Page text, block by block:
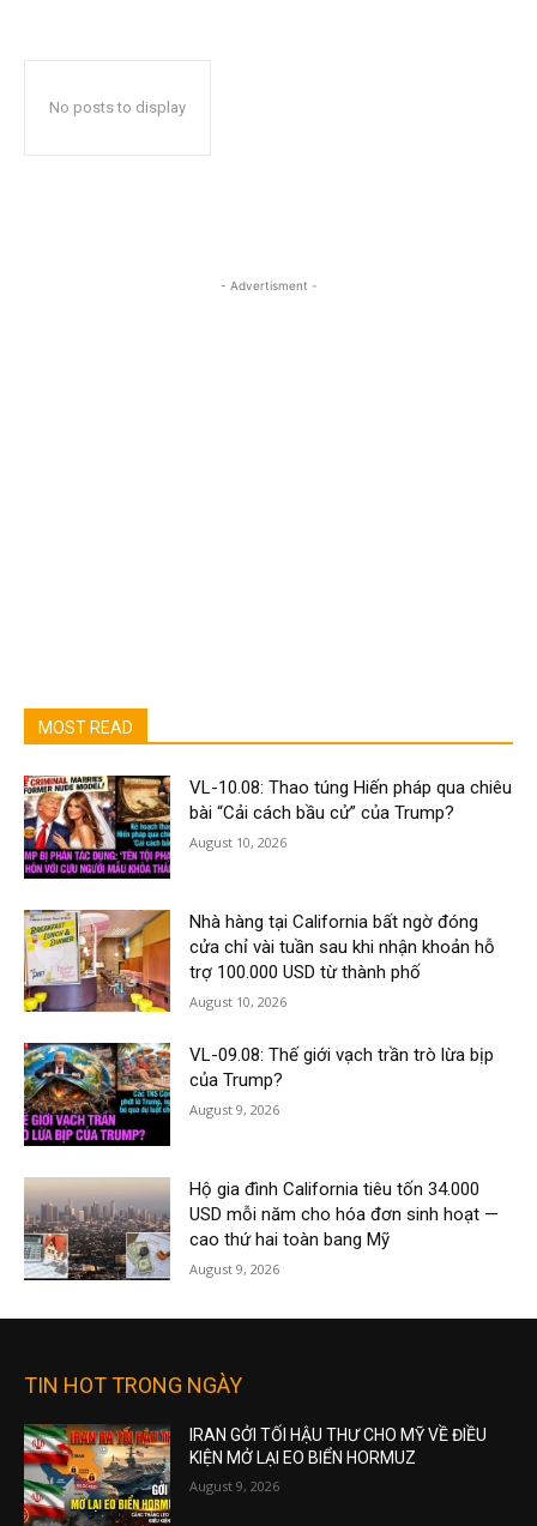
No posts to display
- Advertisment -
MOST READ
VL-10.08: Thao túng Hiến pháp qua chiêu
bài “Cải cách bầu cử” của Trump?
August 10, 2026
Nhà hàng tại California bất ngờ đóng
cửa chỉ vài tuần sau khi nhận khoản hỗ
trợ 100.000 USD từ thành phố
August 10, 2026
VL-09.08: Thế giới vạch trần trò lừa bịp
của Trump?
August 9, 2026
Hộ gia đình California tiêu tốn 34.000
USD mỗi năm cho hóa đơn sinh hoạt —
cao thứ hai toàn bang Mỹ
August 9, 2026
TIN HOT TRONG NGÀY
IRAN GỞI TỐI HẬU THƯ CHO MỸ VỀ ĐIỀU
KIỆN MỞ LẠI EO BIỂN HORMUZ
August 9, 2026